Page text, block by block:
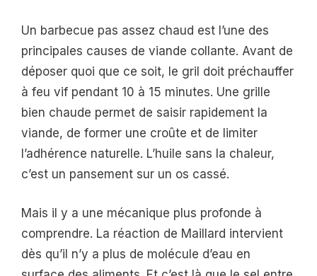
Un barbecue pas assez chaud est l’une des
principales causes de viande collante. Avant de
déposer quoi que ce soit, le gril doit préchauffer
à feu vif pendant 10 à 15 minutes. Une grille
bien chaude permet de saisir rapidement la
viande, de former une croûte et de limiter
l’adhérence naturelle. L’huile sans la chaleur,
c’est un pansement sur un os cassé.
Mais il y a une mécanique plus profonde à
comprendre. La réaction de Maillard intervient
dès qu’il n’y a plus de molécule d’eau en